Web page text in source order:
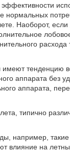
нормальных
Наоборот,
расхода
имеют тенденцию
аппарата без
аппарата,
типично
например, такие
влияние на